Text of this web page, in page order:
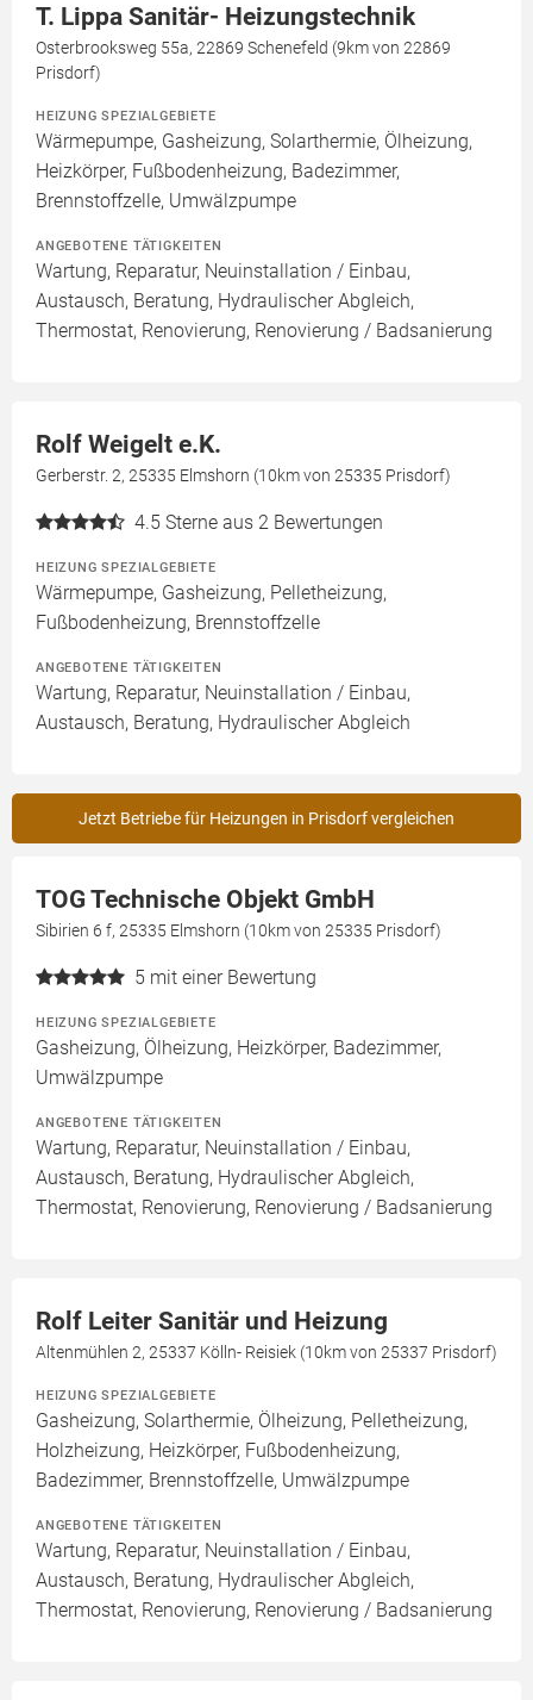
T. Lippa Sanitär- Heizungstechnik
Osterbrooksweg 55a, 22869 Schenefeld (9km von 22869
Prisdorf)
HEIZUNG SPEZIALGEBIETE
Wärmepumpe, Gasheizung, Solarthermie, Ölheizung,
Heizkörper, Fußbodenheizung, Badezimmer,
Brennstoffzelle, Umwälzpumpe
ANGEBOTENE TÄTIGKEITEN
Wartung, Reparatur, Neuinstallation / Einbau,
Austausch, Beratung, Hydraulischer Abgleich,
Thermostat, Renovierung, Renovierung / Badsanierung
Rolf Weigelt e.K.
Gerberstr. 2, 25335 Elmshorn (10km von 25335 Prisdorf)
4.5 Sterne aus 2 Bewertungen
HEIZUNG SPEZIALGEBIETE
Wärmepumpe, Gasheizung, Pelletheizung,
Fußbodenheizung, Brennstoffzelle
ANGEBOTENE TÄTIGKEITEN
Wartung, Reparatur, Neuinstallation / Einbau,
Austausch, Beratung, Hydraulischer Abgleich
Jetzt Betriebe für Heizungen in Prisdorf vergleichen
TOG Technische Objekt GmbH
Sibirien 6 f, 25335 Elmshorn (10km von 25335 Prisdorf)
5 mit einer Bewertung
HEIZUNG SPEZIALGEBIETE
Gasheizung, Ölheizung, Heizkörper, Badezimmer,
Umwälzpumpe
ANGEBOTENE TÄTIGKEITEN
Wartung, Reparatur, Neuinstallation / Einbau,
Austausch, Beratung, Hydraulischer Abgleich,
Thermostat, Renovierung, Renovierung / Badsanierung
Rolf Leiter Sanitär und Heizung
Altenmühlen 2, 25337 Kölln- Reisiek (10km von 25337 Prisdorf)
HEIZUNG SPEZIALGEBIETE
Gasheizung, Solarthermie, Ölheizung, Pelletheizung,
Holzheizung, Heizkörper, Fußbodenheizung,
Badezimmer, Brennstoffzelle, Umwälzpumpe
ANGEBOTENE TÄTIGKEITEN
Wartung, Reparatur, Neuinstallation / Einbau,
Austausch, Beratung, Hydraulischer Abgleich,
Thermostat, Renovierung, Renovierung / Badsanierung